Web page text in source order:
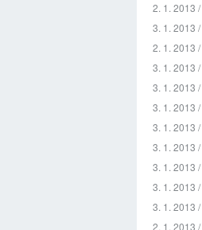
2. 1. 2013 /
3. 1. 2013 /
2. 1. 2013 /
3. 1. 2013 /
3. 1. 2013 /
3. 1. 2013 /
3. 1. 2013 /
3. 1. 2013 /
3. 1. 2013 /
3. 1. 2013 /
3. 1. 2013 /
2. 1. 2013 /